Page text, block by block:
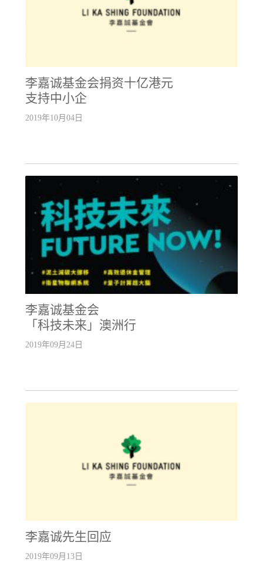
李嘉诚基金会捐资十亿港元
支持中小企
2019年10月04日
李嘉诚基金会
「科技未来」澳洲行
2019年09月24日
李嘉诚先生回应
2019年09月13日